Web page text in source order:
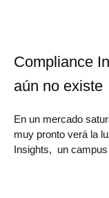
Compliance
aún no existe
En un mercado
muy pronto verá la
Insights, un